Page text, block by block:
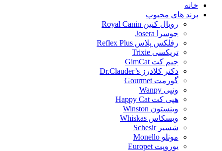
خانه
برند های محبوب
رویال کنین Royal Canin
جوسرا Josera
رفلکس پلاس Reflex Plus
تریکسی Trixie
جیم کت GimCat
دکتر کلادرز Dr.Clauder’s
گورمت Gourmet
ونپی Wanpy
هپی کت Happy Cat
وینستون Winston
ویسکاس Whiskas
شسیر Schesir
مونلو Monello
یوروپت Europet